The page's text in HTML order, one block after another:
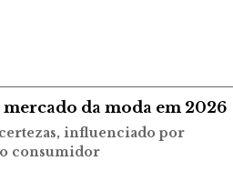
da moda em 2026
influenciado por
consumidor